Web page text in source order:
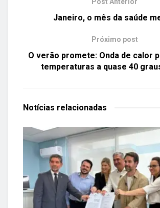
Janeiro, o mês da saúde
Próximo post
O verão promete: Onda de calor
temperaturas a quase 40
Notícias relacionadas